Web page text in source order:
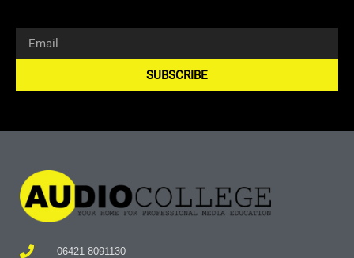
SUBSCRIBE
06421 8091130